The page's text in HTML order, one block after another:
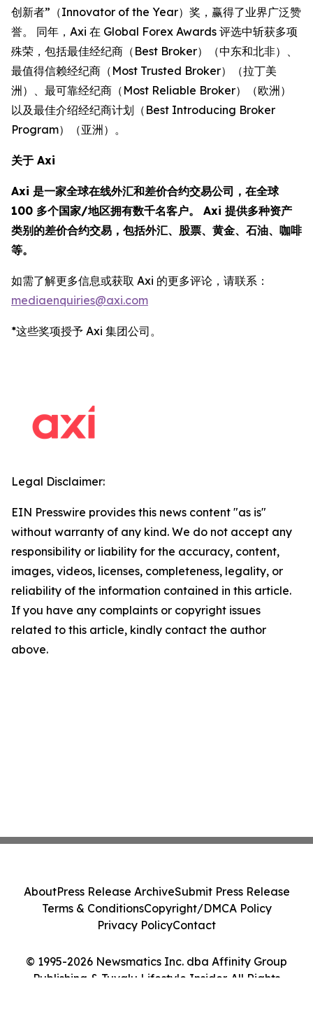
创新者”（Innovator of the Year）奖，赢得了业界广泛赞
誉。 同年，Axi 在 Global Forex Awards 评选中斩获多项
殊荣，包括最佳经纪商（Best Broker）（中东和北非）、
最值得信赖经纪商（Most Trusted Broker）（拉丁美
洲）、最可靠经纪商（Most Reliable Broker）（欧洲）
以及最佳介绍经纪商计划（Best Introducing Broker
Program）（亚洲）。
关于 Axi
Axi 是一家全球在线外汇和差价合约交易公司，在全球
100 多个国家/地区拥有数千名客户。 Axi 提供多种资产
类别的差价合约交易，包括外汇、股票、黄金、石油、咖啡
等。
如需了解更多信息或获取 Axi 的更多评论，请联系：
mediaenquiries@axi.com
*这些奖项授予 Axi 集团公司。
Legal Disclaimer:
EIN Presswire provides this news content "as is"
without warranty of any kind. We do not accept any
responsibility or liability for the accuracy, content,
images, videos, licenses, completeness, legality, or
reliability of the information contained in this article.
If you have any complaints or copyright issues
related to this article, kindly contact the author
above.
© 1995-2026 Newsmatics Inc. dba Affinity Group
Publishing & Tuvalu Lifestyle Insider. All Rights
AboutPress Release ArchiveSubmit Press Release
Terms & ConditionsCopyright/DMCA Policy
Privacy PolicyContact